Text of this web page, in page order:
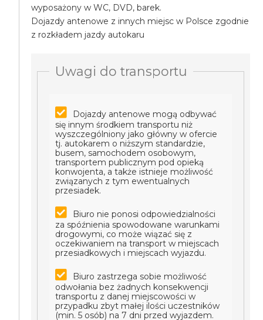
wyposażony w WC, DVD, barek.
Dojazdy antenowe z innych miejsc w Polsce zgodnie
z rozkładem jazdy autokaru
Uwagi do transportu
Dojazdy antenowe mogą odbywać
się innym środkiem transportu niż
wyszczególniony jako główny w ofercie
tj. autokarem o niższym standardzie,
busem, samochodem osobowym,
transportem publicznym pod opieką
konwojenta, a także istnieje możliwość
związanych z tym ewentualnych
przesiadek.
Biuro nie ponosi odpowiedzialności
za spóźnienia spowodowane warunkami
drogowymi, co może wiązać się z
oczekiwaniem na transport w miejscach
przesiadkowych i miejscach wyjazdu.
Biuro zastrzega sobie możliwość
odwołania bez żadnych konsekwencji
transportu z danej miejscowości w
przypadku zbyt małej ilości uczestników
(min. 5 osób) na 7 dni przed wyjazdem.